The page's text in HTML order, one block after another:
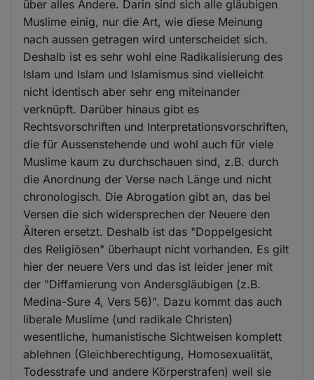
über alles Andere. Darin sind sich alle gläubigen
Muslime einig, nur die Art, wie diese Meinung
nach aussen getragen wird unterscheidet sich.
Deshalb ist es sehr wohl eine Radikalisierung des
Islam und Islam und Islamismus sind vielleicht
nicht identisch aber sehr eng miteinander
verknüpft. Darüber hinaus gibt es
Rechtsvorschriften und Interpretationsvorschriften,
die für Aussenstehende und wohl auch für viele
Muslime kaum zu durchschauen sind, z.B. durch
die Anordnung der Verse nach Länge und nicht
chronologisch. Die Abrogation gibt an, das bei
Versen die sich widersprechen der Neuere den
Älteren ersetzt. Deshalb ist das "Doppelgesicht
des Religiösen" überhaupt nicht vorhanden. Es gilt
hier der neuere Vers und das ist leider jener mit
der "Diffamierung von Andersgläubigen (z.B.
Medina-Sure 4, Vers 56)". Dazu kommt das auch
liberale Muslime (und radikale Christen)
wesentliche, humanistische Sichtweisen komplett
ablehnen (Gleichberechtigung, Homosexualität,
Todesstrafe und andere Körperstrafen) weil sie